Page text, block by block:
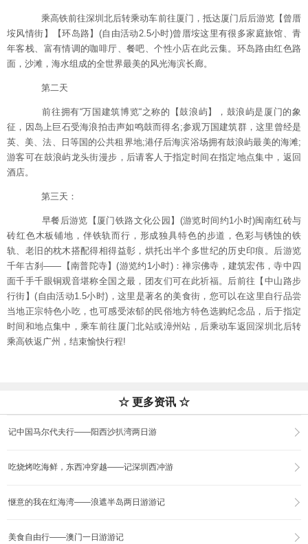
乘高铁前往深圳北后转乘动车前往厦门，抵达厦门后后游览【曾厝
垵风情街】【环岛路】(自由活动2.5小时)曾厝垵这里有很多家庭旅馆、青
年客栈、富有情调的咖啡厅、餐吧、个性小店在此云集。环岛路由红色路
面，沙滩，海水组成的全世界最美的风光海滨长廊。
第二天
前往拥有“万国建筑博览“之称的【鼓浪屿】，鼓浪屿是厦门的象
征，因岛上巨石受海浪拍击声如鸣鼓而得名;参观万国建筑群，这里曾经是
英、美、法、日等国的公共租界地;港仔后海滨浴场拥有鼓浪屿最美的海滩;
游客可在鼓浪屿龙头街漫步，后请客人于指定时间在指定地点集中，返回
酒店。
第三天：
早餐后游览【厦门铁路文化公园】(游览时间约1小时)闽南红砖与
砖红色木板铺地，伴铁轨而行，形成独具特色的步道，色彩与锈蚀的铁
轨、老旧的枕木搭配得相得益彰，烘托出半个多世纪的历史印痕。后游览
千年古刹——【南普陀寺】(游览约1小时)：禅宗佛寺，建筑宏伟，寺中四
面千手千眼铜观音堪称全国之最，团友们可在此祈福。后前往【中山路步
行街】(自由活动1.5小时)，这里是著名的美食街，您可以在这里自行品尝
当地正宗特色小吃，也可感受浓郁的民俗地方特色选购纪念品，后于指定
时间和地点集中，乘车前往厦门北站或漳州站，后乘动车返回深圳北后转
乘高铁返广州，结束愉快行程!
☆ 更多资讯 ☆
记中国马尔代夫行——阳西沙扒湾两日游
吃烧烤吃海鲜，东西冲穿越——记深圳西冲游
惬意的我在红海湾——浪遮半岛两日游游记
美食自由行——澳门一日游游记